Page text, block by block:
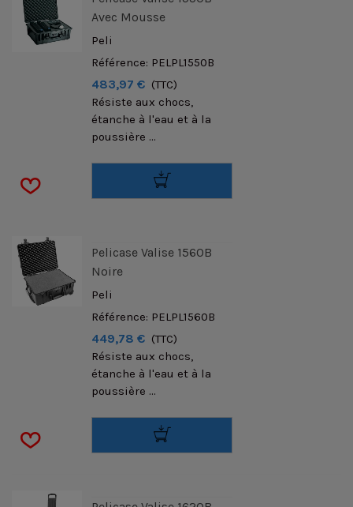
Avec Mousse
Peli
Référence: PELPL1550B
483,97 € (TTC)
Résiste aux chocs,
étanche à l'eau et à la
poussière ...
Pelicase Valise 1560B
Noire
Peli
Référence: PELPL1560B
449,78 € (TTC)
Résiste aux chocs,
étanche à l'eau et à la
poussière ...